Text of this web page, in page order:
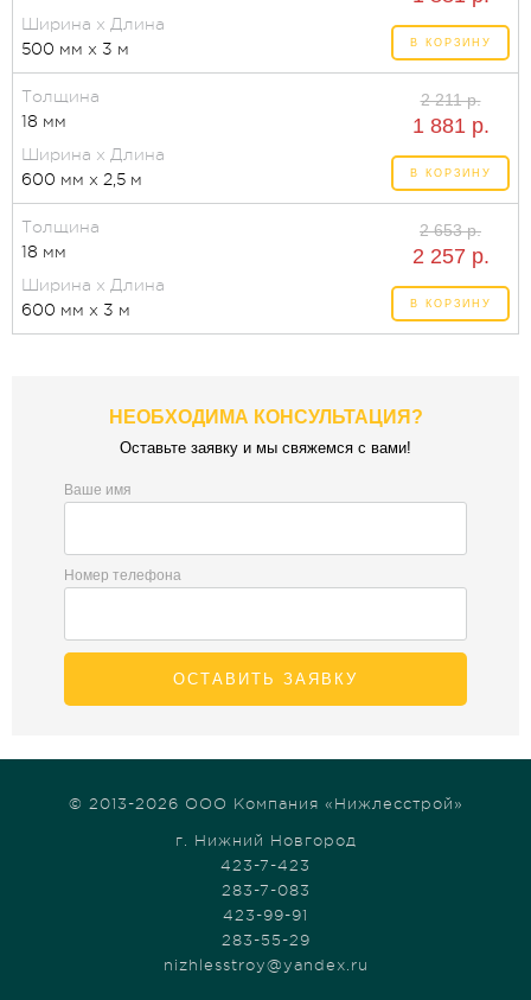
Ширина x Длина
500 мм x 3 м
В КОРЗИНУ
Толщина
18 мм
Ширина x Длина
600 мм x 2,5 м
2 211 р.
1 881 р.
В КОРЗИНУ
Толщина
18 мм
Ширина x Длина
600 мм x 3 м
2 653 р.
2 257 р.
В КОРЗИНУ
НЕОБХОДИМА КОНСУЛЬТАЦИЯ?
Оставьте заявку и мы свяжемся с вами!
Ваше имя
Номер телефона
ОСТАВИТЬ ЗАЯВКУ
© 2013-2026 ООО Компания «Нижлесстрой»
г. Нижний Новгород
423-7-423
283-7-083
423-99-91
283-55-29
nizhlesstroy@yandex.ru